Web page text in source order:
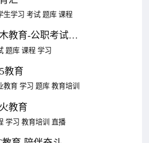
生学习 考试 题库 课程
教育-公职考试刷
器
题库 课程 学习
教育
教育 学习 题库 教育培训
教育
学习 教育培训 直播